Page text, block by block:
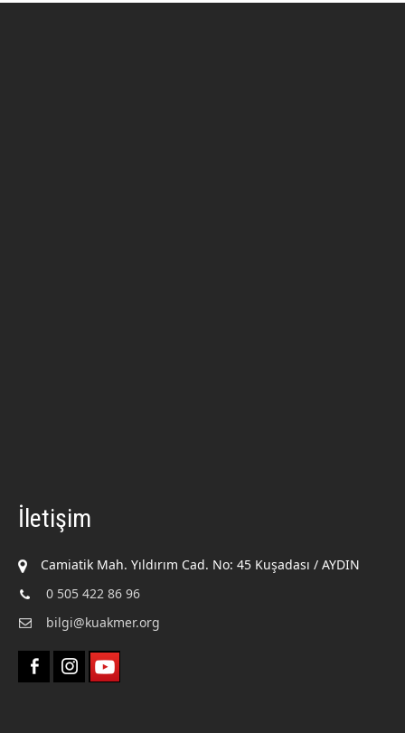
İletişim
Camiatik Mah. Yıldırım Cad. No: 45 Kuşadası / AYDIN
0 505 422 86 96
bilgi@kuakmer.org